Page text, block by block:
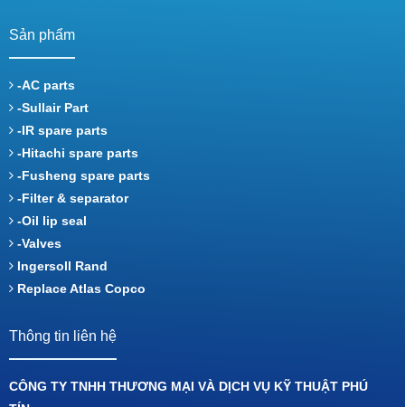
Sản phẩm
-AC parts
-Sullair Part
-IR spare parts
-Hitachi spare parts
-Fusheng spare parts
-Filter & separator
-Oil lip seal
-Valves
Ingersoll Rand
Replace Atlas Copco
Thông tin liên hệ
CÔNG TY TNHH THƯƠNG MẠI VÀ DỊCH VỤ KỸ THUẬT PHÚ